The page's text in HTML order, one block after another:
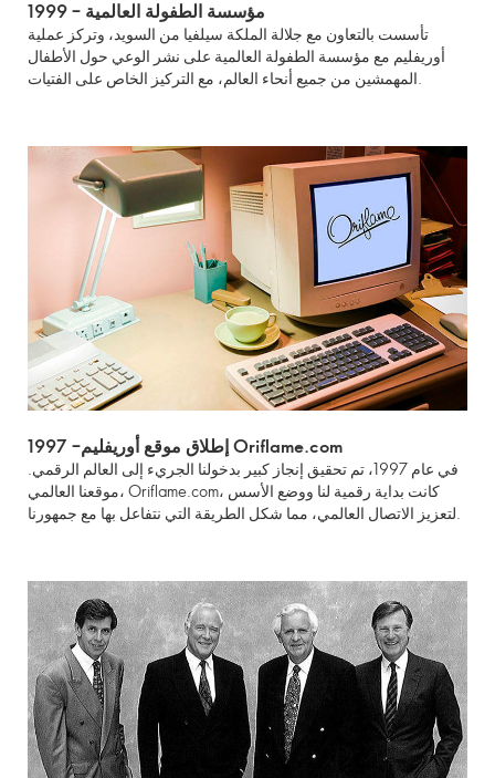
1999 – مؤسسة الطفولة العالمية
تأسست بالتعاون مع جلالة الملكة سيلفيا من السويد، وتركز عملية
أوريفليم مع مؤسسة الطفولة العالمية على نشر الوعي حول الأطفال
المهمشين من جميع أنحاء العالم، مع التركيز الخاص على الفتيات.
1997 –إطلاق موقع أوريفليم Oriflame.com
في عام 1997، تم تحقيق إنجاز كبير بدخولنا الجريء إلى العالم الرقمي.
موقعنا العالمي، Oriflame.com، كانت بداية رقمية لنا ووضع الأسس